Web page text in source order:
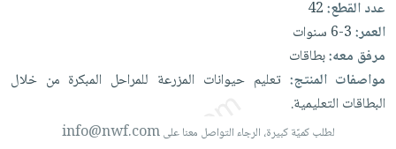
العناية
بالأسنان
الحمية
والتغذية
أدوات
المائدة
الأوعية
والتخزين
أدوات
الأكثر
مبيعاً
العودة
للمدارس
اكسسوارات
شحن
مجاني
بنود
مختارة
اشتراكات
عدد القطع:42
العمر:3-6 سنوات
مرفق معه:بطاقات
مواصفات المنتج: تعليمحيوانات المزرعة للمراحل المبكرة منخلال
البطاقات التعليمية.
لطلب كميّة كبيرة، الرجاء التواصل معنا علىinfo@nwf.com